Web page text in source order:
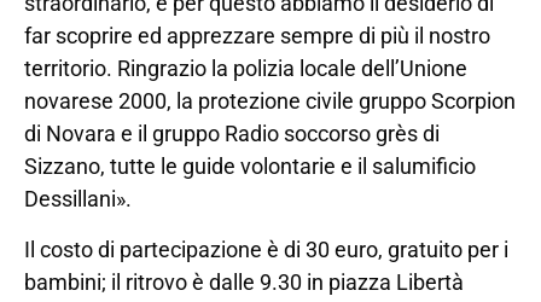
far scoprire ed apprezzare sempre di più il nostro
territorio. Ringrazio la polizia locale dell’Unione
novarese 2000, la protezione civile gruppo Scorpion
di Novara e il gruppo Radio soccorso grès di
Sizzano, tutte le guide volontarie e il salumificio
Dessillani».
Il costo di partecipazione è di 30 euro, gratuito per i
bambini; il ritrovo è dalle 9.30 in piazza Libertà